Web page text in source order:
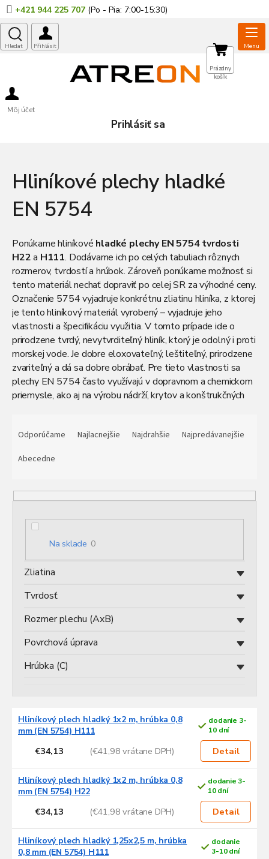
Prejsť
na
obsah
+421 944 225 707
Môj účet
Prihlásiť sa
NÁKUPNÝ
KOŠÍK
Prázdny
košík
Hliníkové plechy hladké
EN 5754
Ponúkame hliníkové hladké plechy EN 5754 tvrdosti
H22a H111. Dodávame ich po celých tabuliach rôznych
rozmerov, tvrdostí a hrúbok. Zároveň ponúkame možnosť si
tento materiál nechať dopraviť po celej SR za výhodné ceny.
Označenie 5754 vyjadruje konkrétnu zliatinu hliníka, z ktorej
je tento hliníkový materiál vyrobený – vyjadruje jeho
vlastnosti a špecifikáciu využitia. V tomto prípade ide o
prirodzene tvrdý, nevytvrditeľný hliník, ktorý je odolný i proti
morskej vode. Je dobre eloxovateľný, leštiteľný, prirodzene
zvariteľný a dá sa dobre obrábať. Pre tieto vlastnosti sa
plechy EN 5754 často využívajú v dopravnom a chemickom
priemysle, ako aj na výrobu nádrží, krytov a konštrukčných
Plechy tejto zliatiny kombinujú pevnosť a dobrú
viacerými odvetviami.
e
Odporúčame Najlacnejšie Najdrahšie
Najpredávanejšie
Abecedne
Na sklade 0
Hrúbka (C)
Povrchová úprava
Rozmer plechu (AxB)
Tvrdosť
Zliatina
V
p
s
p
u
Hliníkový plech hladký 1x2 m, hrúbka 0,8
mm (EN 5754) H111
dodanie 3-
10 dní
€34,13 (€41,98 vrátane DPH) Detail
Hliníkový plech hladký 1x2 m, hrúbka 0,8
mm (EN 5754) H22
dodanie 3-
10 dní
€34,13 (€41,98 vrátane DPH) Detail
Hliníkový plech hladký 1,25x2,5 m, hrúbka
0,8 mm (EN 5754) H111
dodanie
3-10 dní